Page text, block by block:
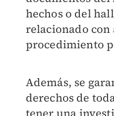
hechos o del
relacionado con
procedimiento
Además, se
derechos de